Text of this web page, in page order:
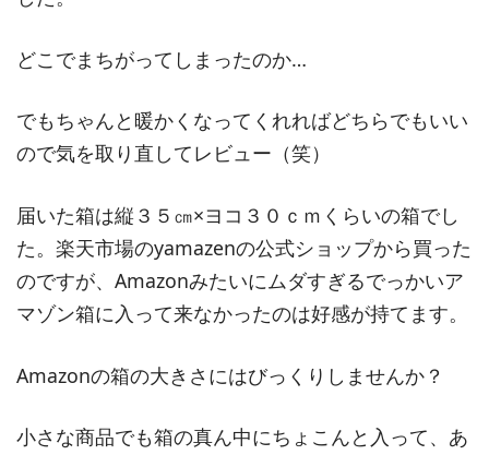
どこでまちがってしまったのか…
でもちゃんと暖かくなってくれればどちらでもいい
ので気を取り直してレビュー（笑）
届いた箱は縦３５㎝×ヨコ３０ｃｍくらいの箱でし
た。楽天市場のyamazenの公式ショップから買った
のですが、Amazonみたいにムダすぎるでっかいア
マゾン箱に入って来なかったのは好感が持てます。
Amazonの箱の大きさにはびっくりしませんか？
小さな商品でも箱の真ん中にちょこんと入って、あ